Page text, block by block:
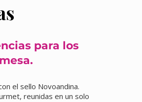
para los
el sello Novoandina.
reunidas en un solo